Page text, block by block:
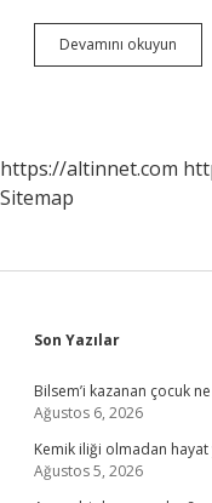
Devamını okuyun
https://altinnet.com
Sitemap
Sidebar
Son Yazılar
Bilsem’i kazanan çocuk
Ağustos 6, 2026
Kemik iliği olmadan
Ağustos 5, 2026